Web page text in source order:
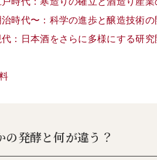
治時代〜：科学の進歩と醸造技術の
代：日本酒をさらに多様にする研究
の発酵と何が違う？